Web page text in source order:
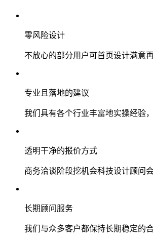
零风险设计
不放心的部分用户可首页设计满意
专业且落地的建议
我们具有各个行业丰富地实操经验
透明干净的报价方式
商务洽谈阶段挖机会科技设计顾问
长期顾问服务
我们与众多客户都保持长期稳定的